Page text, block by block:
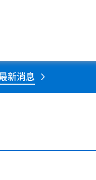
新消息